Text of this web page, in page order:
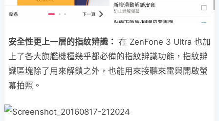
安全性更上一層的指紋辨識： 在 ZenFone 3 Ultra 也加
上了各大旗艦機種幾乎都必備的指紋辨識功能，指紋辨
識區塊除了用來解鎖之外，也能用來接聽來電與開啟螢
幕拍照。